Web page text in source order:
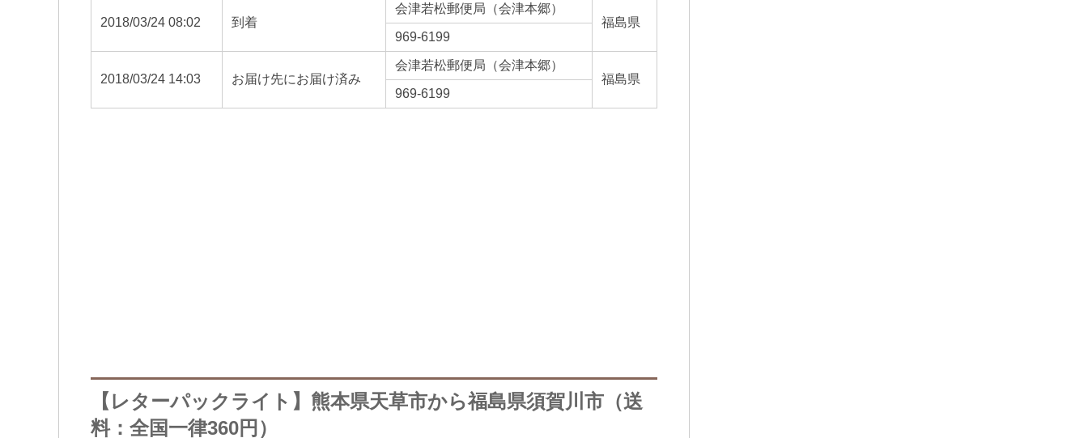
2018/03/24 08:02 到着
会津若松郵便局（会津本郷）
福島県
969-6199
2018/03/24 14:03 お届け先にお届け済み
会津若松郵便局（会津本郷）
福島県
969-6199
【レターパックライト】熊本県天草市から福島県須賀川市（送
料：全国一律360円）